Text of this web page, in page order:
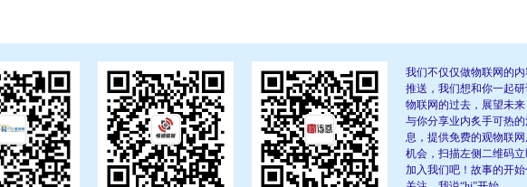
我们不仅仅做物联网的
推送，我们想和你一起
物联网的过去，展望未来
与你分享业内炙手可热
息，提供免费的观物联网
机会，扫描左侧二维码立
加入我们吧！故事的开